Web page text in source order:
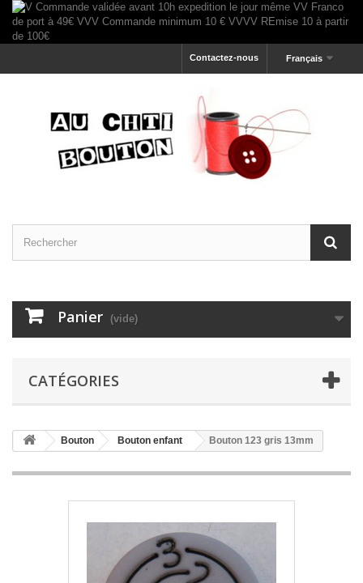
Français
Contactez-nous
Panier (vide)
CATÉGORIES
Bouton Bouton enfant Bouton 123 gris 13mm